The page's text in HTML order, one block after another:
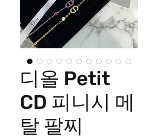
디올 Petit
CD 피니시 메
탈 팔찌